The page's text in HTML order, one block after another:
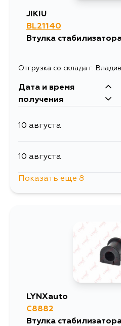
15 августа
5 сентября
JIKIU
BL21140
Втулка
Отгрузка со склада г.
Дата и время
получения
10 августа
10 августа
18 августа
Показать еще 8
LYNXauto
C8882
Втулка